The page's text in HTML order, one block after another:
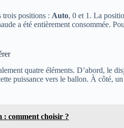
trois positions : Auto, 0 et 1. La
a été entièrement consommée.
quatre éléments. D’abord, le
puissance vers le ballon. À
: comment choisir ?